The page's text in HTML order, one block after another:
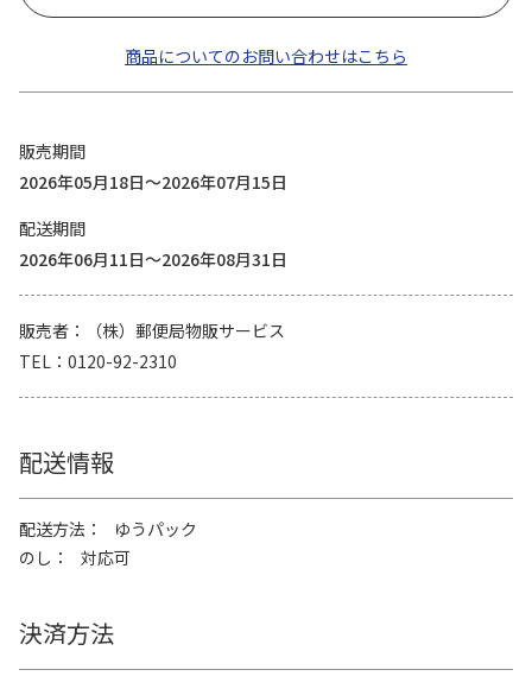
商品についてのお問い合わせはこちら
販売期間
2026年05月18日～2026年07月15日
配送期間
2026年06月11日～2026年08月31日
販売者
（株）郵便局物販サービス
TEL
0120-92-2310
配送情報
配送方法
ゆうパック
のし
対応可
決済方法